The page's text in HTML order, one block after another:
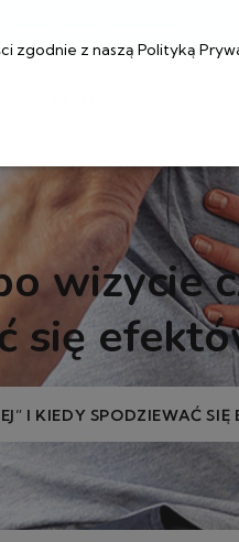
wizycie
się
I KIEDY SPODZIEWAĆ SIĘ
zgodnie z naszą Polityką